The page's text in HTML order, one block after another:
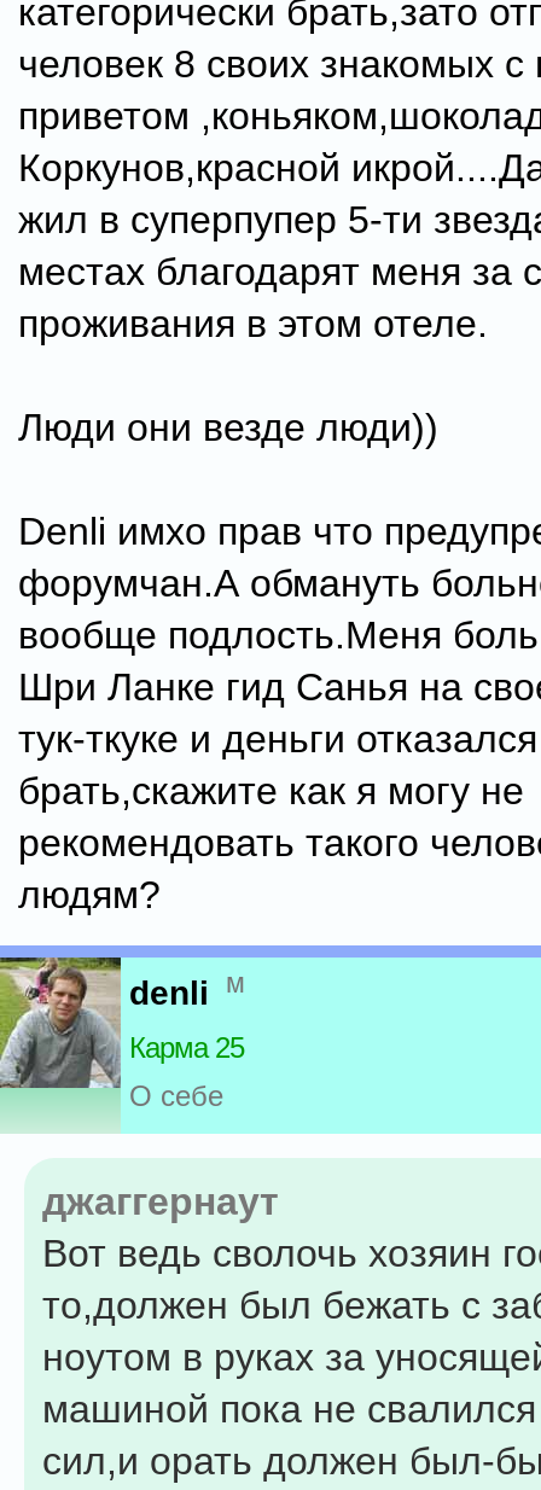
категорически брать,зато
человек 8 своих знакомых с
приветом
Коркунов,красной
жил в суперпупер 5-ти
местах благодарят меня за
проживания в этом отеле.
Люди они везде люди))
Denli имхо прав что
форумчан.А обмануть
вообще подлость.Меня
Шри Ланке гид Санья на
тук-ткуке и деньги отказался
брать,скажите как я могу не
рекомендовать такого
людям?
denli м
Карма 25
О себе
джаггернаут
Вот ведь сволочь хозяин
то,должен был бежать с
ноутом в руках за
машиной пока не
сил,и орать должен был-